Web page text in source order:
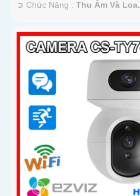
️➲ Chức Năng : Thu Âm Và Loa.